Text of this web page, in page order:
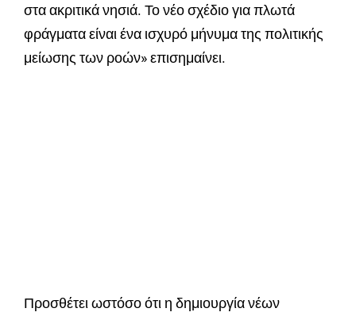
στα ακριτικά νησιά. Το νέο σχέδιο για πλωτά
φράγματα είναι ένα ισχυρό μήνυμα της πολιτικής
μείωσης των ροών» επισημαίνει.
Προσθέτει ωστόσο ότι η δημιουργία νέων